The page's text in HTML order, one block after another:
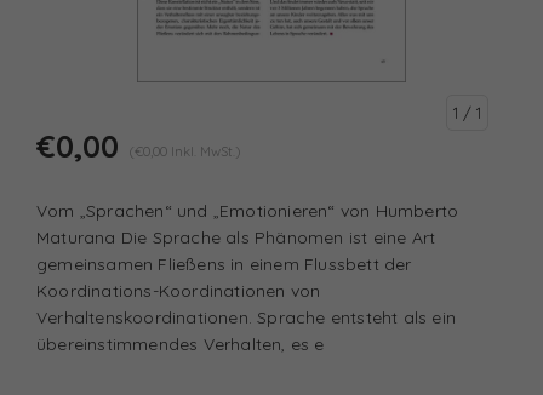
1 / 1
€0,00 (€0,00 Inkl. MwSt.)
Vom „Sprachen“ und „Emotionieren“ von Humberto
Maturana Die Sprache als Phänomen ist eine Art
gemeinsamen Fließens in einem Flussbett der
Koordinations-Koordinationen von
Verhaltenskoordinationen. Sprache entsteht als ein
übereinstimmendes Verhalten, es e